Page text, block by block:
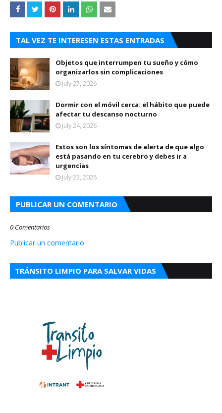
TAL VEZ TE INTERESEN ESTAS ENTRADAS
Objetos que interrumpen tu sueño y cómo
organizarlos sin complicaciones
July 27, 2026
Dormir con el móvil cerca: el hábito que puede
afectar tu descanso nocturno
July 24, 2026
Estos son los síntomas de alerta de que algo
está pasando en tu cerebro y debes ir a
urgencias
July 23, 2026
PUBLICAR UN COMENTARIO
0 Comentarios
Publicar un comentario
TRÁNSITO LIMPIO PARA SALVAR VIDAS